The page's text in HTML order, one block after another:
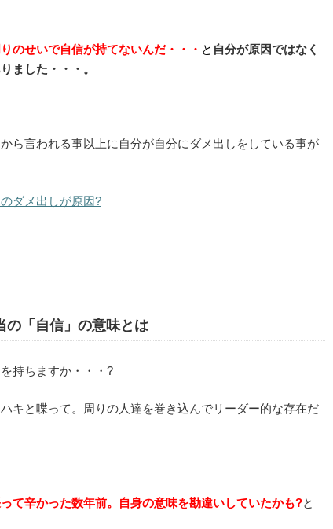
のせいで自信が持てないんだ・・・ と 自分が原因ではなく
ました・・・。
ら言われる事以上に自分が自分にダメ出しをしている事が
ダメ出しが原因?
の「自信」の意味とは
持ちますか・・・?
キと喋って。周りの人達を巻き込んでリーダー的な存在だ
て辛かった数年前。自身の意味を勘違いしていたかも?と